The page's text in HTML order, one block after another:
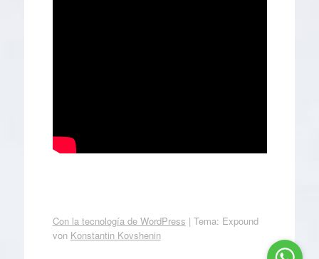
Con la tecnología de WordPress | Tema: Expound
von Konstantin Kovshenin